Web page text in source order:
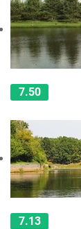
7.50
7.13